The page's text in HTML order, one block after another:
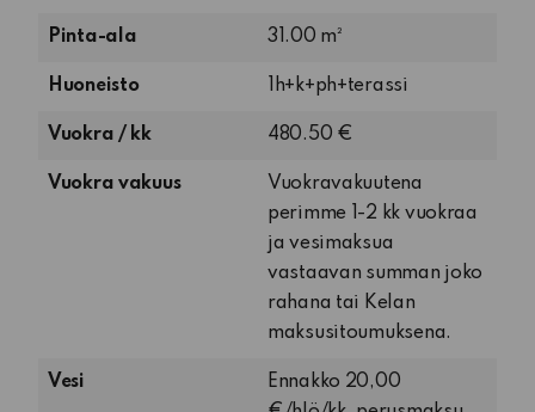
Pinta-ala 31.00 m²
Huoneisto 1h+k+ph+terassi
1
keittiö,
pesuhuone
Vuokra / kk 480.50 €
Vuokra vakuus
Vuokravakuutena
perimme 1-2 kk vuokraa
ja vesimaksua
vastaavan summan joko
rahana tai Kelan
maksusitoumuksena.
Vesi
Ennakko 20,00